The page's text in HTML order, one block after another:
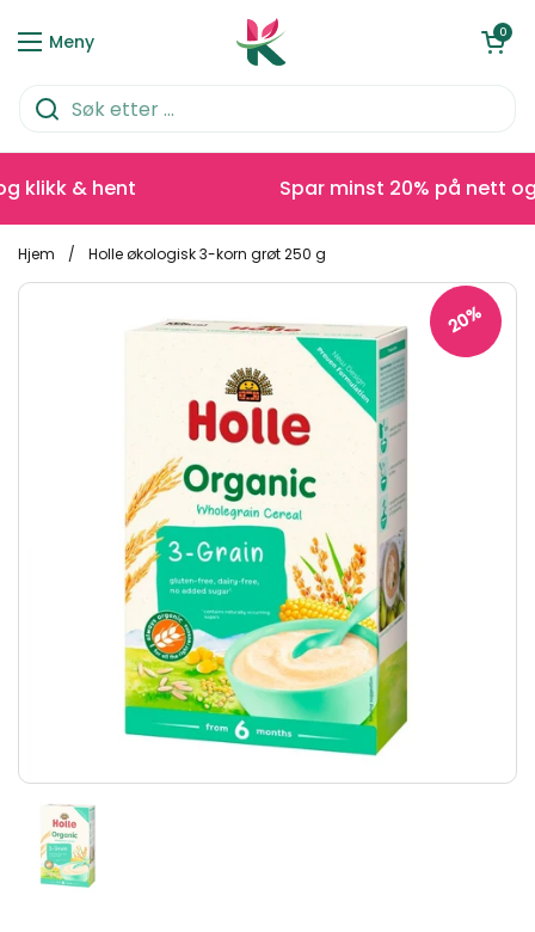
Meny
Åpen0
& hent Spar minst 20% på nett og
Hjem / Holle økologisk 3-korn grøt 250 g
20%